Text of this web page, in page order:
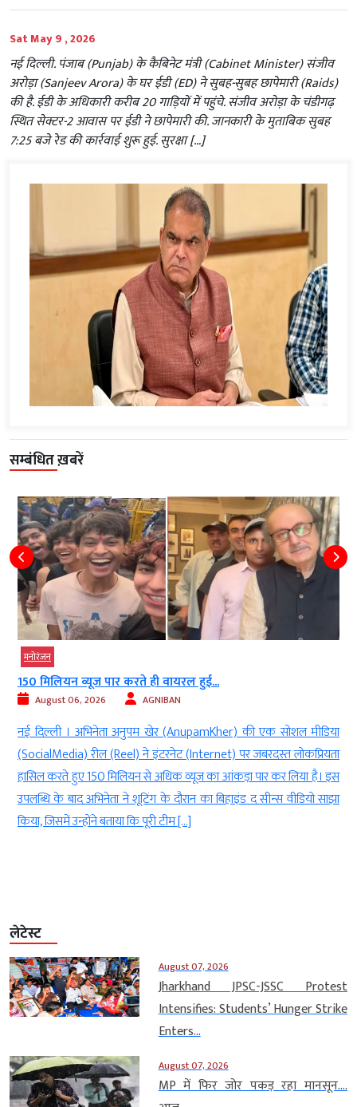
Sat May 9 , 2026
नई दिल्ली. पंजाब (Punjab) के कैबिनेट मंत्री (Cabinet Minister) संजीव
अरोड़ा (Sanjeev Arora) के घर ईडी (ED) ने सुबह-सुबह छापेमारी (Raids)
की है. ईडी के अधिकारी करीब 20 गाड़ियों में पहुंचे. संजीव अरोड़ा के चंडीगढ़
स्थित सेक्टर-2 आवास पर ईडी ने छापेमारी की. जानकारी के मुताबिक सुबह
7:25 बजे रेड की कार्रवाई शुरू हुई. सुरक्षा […]
सम्बंधित ख़बरें
मनोरंजन
150 मिलियन व्यूज पार करते ही वायरल हुई...
August 06, 2026 AGNIBAN
नई दिल्ली । अभिनेता अनुपम खेर (AnupamKher) की एक सोशल मीडिया
(SocialMedia) रील (Reel) ने इंटरनेट (Internet) पर जबरदस्त लोकप्रियता
हासिल करते हुए 150 मिलियन से अधिक व्यूज का आंकड़ा पार कर लिया है। इस
उपलब्धि के बाद अभिनेता ने शूटिंग के दौरान का बिहाइंड द सीन्स वीडियो साझा
किया, जिसमें उन्होंने बताया कि पूरी टीम […]
लेटेस्ट
August 07, 2026
Jharkhand JPSC-JSSC Protest
Intensifies: Students’ Hunger Strike
Enters...
August 07, 2026
MP में फिर जोर पकड़ रहा मानसून….